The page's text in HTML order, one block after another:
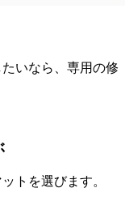
いなら、専用の修
トを選びます。